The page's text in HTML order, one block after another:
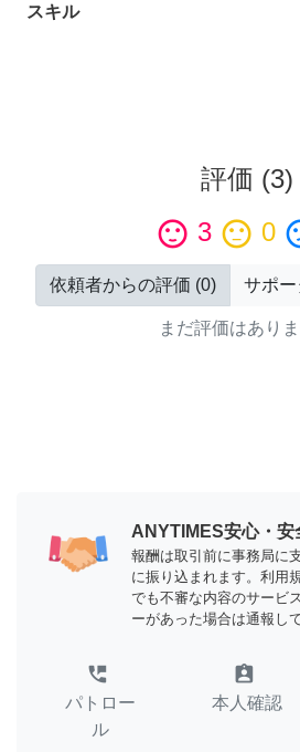
スキル
評価 (3)
sentiment_satisfied 3 sentiment_neutral 0
依頼者からの評価 (0) サポ
まだ評価はあり
ANYTIMES安心・安
報酬は取引前に事務局に
に振り込まれます。利用
でも不審な内容のサービ
ーがあった場合は通報し
perm_phone_msg
パトロー
ル
assignment_ind
本人確認